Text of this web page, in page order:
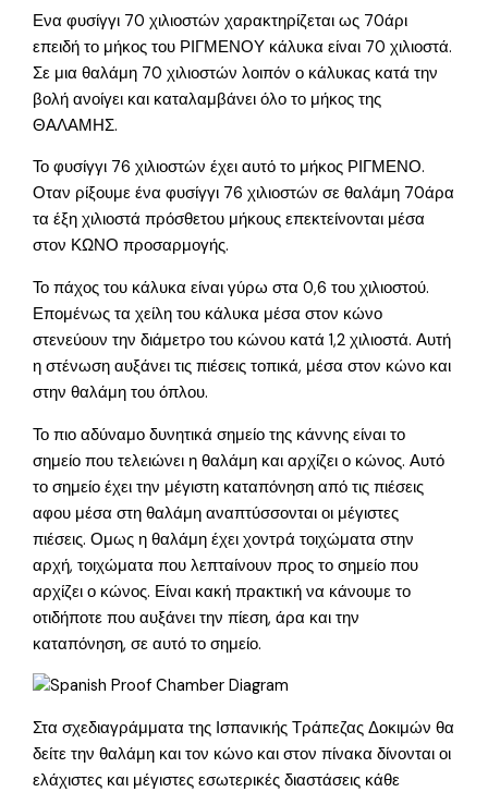
Ενα φυσίγγι 70 χιλιοστών χαρακτηρίζεται ως 70άρι
επειδή το μήκος του ΡΙΓΜΕΝΟΥ κάλυκα είναι 70 χιλιοστά.
Σε μια θαλάμη 70 χιλιοστών λοιπόν ο κάλυκας κατά την
βολή ανοίγει και καταλαμβάνει όλο το μήκος της
ΘΑΛΑΜΗΣ.
Το φυσίγγι 76 χιλιοστών έχει αυτό το μήκος ΡΙΓΜΕΝΟ.
Οταν ρίξουμε ένα φυσίγγι 76 χιλιοστών σε θαλάμη 70άρα
τα έξη χιλιοστά πρόσθετου μήκους επεκτείνονται μέσα
στον ΚΩΝΟ προσαρμογής.
Το πάχος του κάλυκα είναι γύρω στα 0,6 του χιλιοστού.
Επομένως τα χείλη του κάλυκα μέσα στον κώνο
στενεύουν την διάμετρο του κώνου κατά 1,2 χιλιοστά. Αυτή
η στένωση αυξάνει τις πιέσεις τοπικά, μέσα στον κώνο και
στην θαλάμη του όπλου.
Το πιο αδύναμο δυνητικά σημείο της κάννης είναι το
σημείο που τελειώνει η θαλάμη και αρχίζει ο κώνος. Αυτό
το σημείο έχει την μέγιστη καταπόνηση από τις πιέσεις
αφου μέσα στη θαλάμη αναπτύσσονται οι μέγιστες
πιέσεις. Ομως η θαλάμη έχει χοντρά τοιχώματα στην
αρχή, τοιχώματα που λεπταίνουν προς το σημείο που
αρχίζει ο κώνος. Είναι κακή πρακτική να κάνουμε το
οτιδήποτε που αυξάνει την πίεση, άρα και την
καταπόνηση, σε αυτό το σημείο.
Στα σχεδιαγράμματα της Ισπανικής Τράπεζας Δοκιμών θα
δείτε την θαλάμη και τον κώνο και στον πίνακα δίνονται οι
ελάχιστες και μέγιστες εσωτερικές διαστάσεις κάθε